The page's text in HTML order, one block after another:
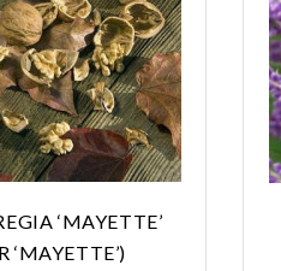
‘MAYETTE’
‘MAYETTE’)